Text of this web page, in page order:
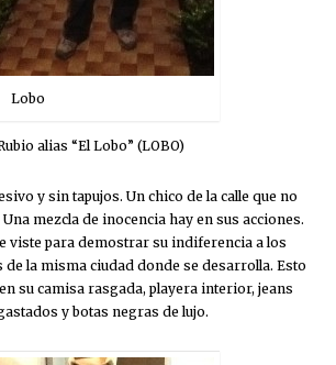
Lobo
alias “El Lobo” (LOBO)
y sin tapujos. Un chico de la calle que no
mezcla de inocencia hay en sus acciones.
viste para demostrar su indiferencia a los
la misma ciudad donde se desarrolla. Esto
su camisa rasgada, playera interior, jeans
y botas negras de lujo.